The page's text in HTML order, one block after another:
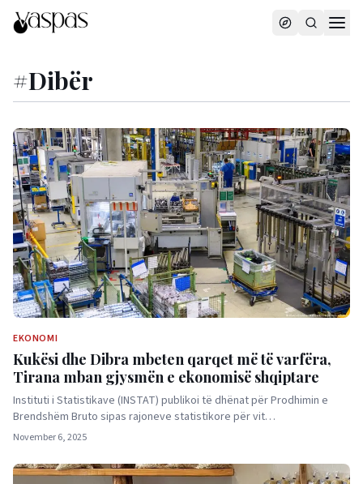
#Dibër
EKONOMI
Kukësi dhe Dibra mbeten qarqet më të varfëra,
Tirana mban gjysmën e ekonomisë shqiptare
Instituti i Statistikave (INSTAT) publikoi të dhënat për Prodhimin e
Brendshëm Bruto sipas rajoneve statistikore për vit…
November 6, 2025